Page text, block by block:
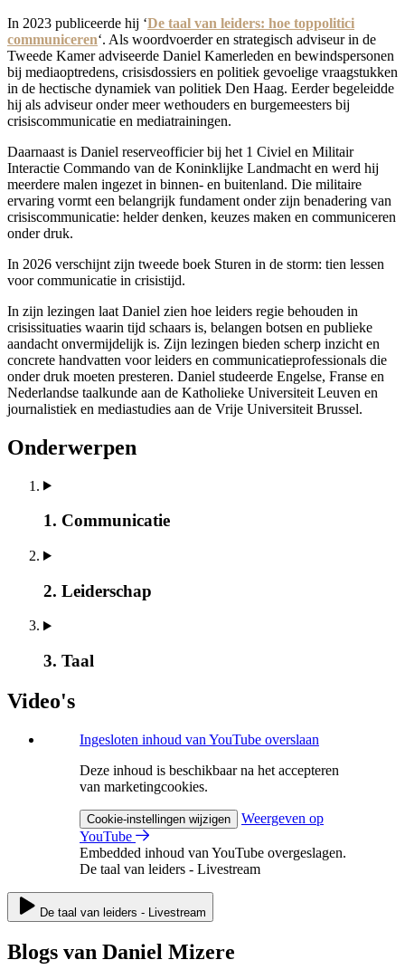
In 2023 publiceerde hij ‘De taal van leiders: hoe toppolitici
communiceren‘. Als woordvoerder en strategisch adviseur in de
Tweede Kamer adviseerde Daniel Kamerleden en bewindspersonen
bij mediaoptredens, crisisdossiers en politiek gevoelige vraagstukken
in de hectische dynamiek van politiek Den Haag. Eerder begeleidde
hij als adviseur onder meer wethouders en burgemeesters bij
crisiscommunicatie en mediatrainingen.
Daarnaast is Daniel reserveofficier bij het 1 Civiel en Militair
Interactie Commando van de Koninklijke Landmacht en werd hij
meerdere malen ingezet in binnen- en buitenland. Die militaire
ervaring vormt een belangrijk fundament onder zijn benadering van
crisiscommunicatie: helder denken, keuzes maken en communiceren
onder druk.
In 2026 verschijnt zijn tweede boek Sturen in de storm: tien lessen
voor communicatie in crisistijd.
In zijn lezingen laat Daniel zien hoe leiders regie behouden in
crisissituaties waarin tijd schaars is, belangen botsen en publieke
aandacht onvermijdelijk is. Zijn lezingen bieden scherp inzicht en
concrete handvatten voor leiders en communicatieprofessionals die
onder druk moeten presteren. Daniel studeerde Engelse, Franse en
Nederlandse taalkunde aan de Katholieke Universiteit Leuven en
journalistiek en mediastudies aan de Vrije Universiteit Brussel.
Onderwerpen
1. Communicatie
2. Leiderschap
3. Taal
Video's
Ingesloten inhoud van YouTube overslaan
Deze inhoud is beschikbaar na het accepteren
van marketingcookies.
Cookie-instellingen wijzigen
Weergeven op
YouTube
Embedded inhoud van YouTube overgeslagen.
De taal van leiders - Livestream
De taal van leiders - Livestream
Blogs van Daniel Mizere